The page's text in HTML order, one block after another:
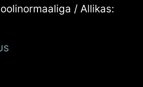
/ Allikas: